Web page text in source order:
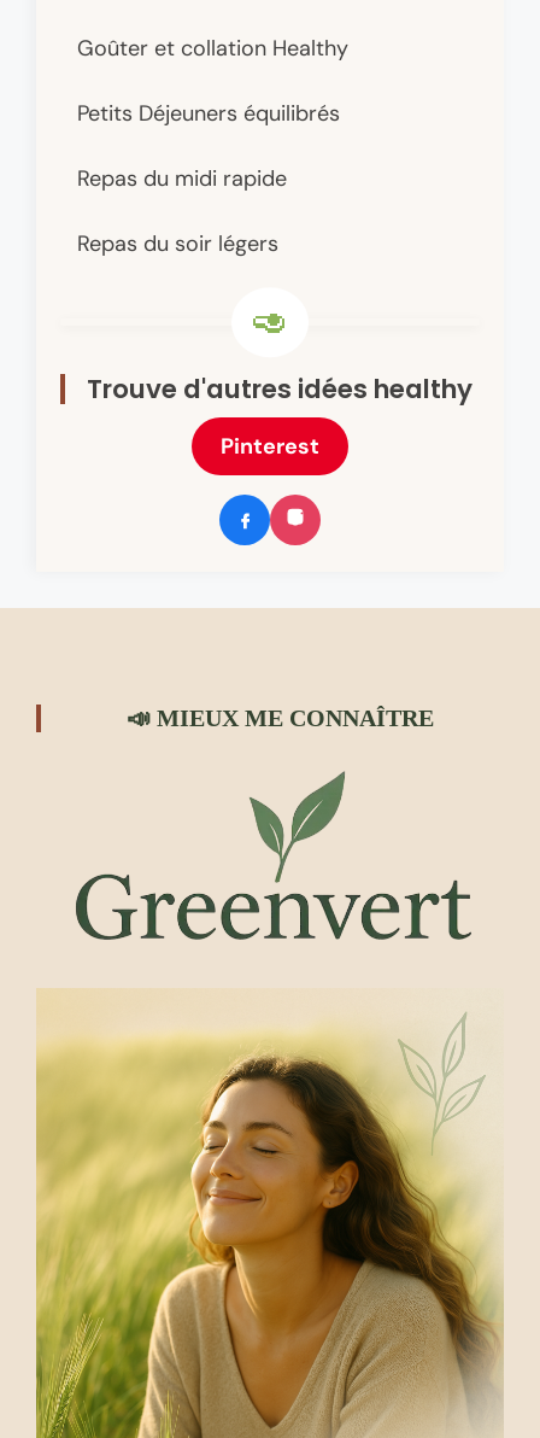
Goûter et collation Healthy
Petits Déjeuners équilibrés
Repas du midi rapide
Repas du soir légers
Trouve d'autres idées healthy
Pinterest
📣 MIEUX ME CONNAÎTRE